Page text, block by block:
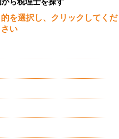
ら税理士を探す
を選択し、クリックしてくだ
さい